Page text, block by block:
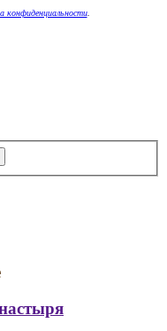
конфиденциальности.